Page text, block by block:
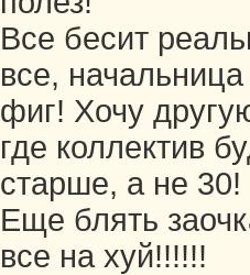
Все бесит
все,
фиг! Хочу
где коллектив
старше, а не 30!
Еще блять
все на хуй!!!!!!